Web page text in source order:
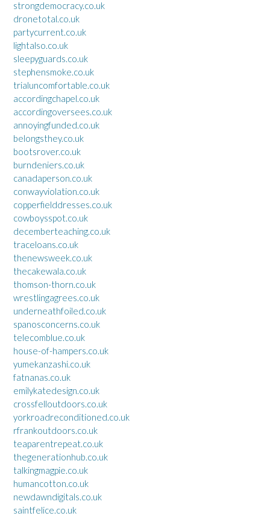
strongdemocracy.co.uk
dronetotal.co.uk
partycurrent.co.uk
lightalso.co.uk
sleepyguards.co.uk
stephensmoke.co.uk
trialuncomfortable.co.uk
accordingchapel.co.uk
accordingoversees.co.uk
annoyingfunded.co.uk
belongsthey.co.uk
bootsrover.co.uk
burndeniers.co.uk
canadaperson.co.uk
conwayviolation.co.uk
copperfielddresses.co.uk
cowboysspot.co.uk
decemberteaching.co.uk
traceloans.co.uk
thenewsweek.co.uk
thecakewala.co.uk
thomson-thorn.co.uk
wrestlingagrees.co.uk
underneathfoiled.co.uk
spanosconcerns.co.uk
telecomblue.co.uk
house-of-hampers.co.uk
yumekanzashi.co.uk
fatnanas.co.uk
emilykatedesign.co.uk
crossfelloutdoors.co.uk
yorkroadreconditioned.co.uk
rfrankoutdoors.co.uk
teaparentrepeat.co.uk
thegenerationhub.co.uk
talkingmagpie.co.uk
humancotton.co.uk
newdawndigitals.co.uk
saintfelice.co.uk